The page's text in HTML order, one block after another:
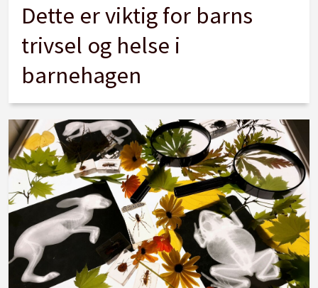
Dette er viktig for barns
trivsel og helse i
barnehagen